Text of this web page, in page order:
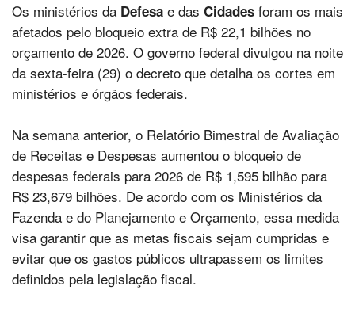
Os ministérios da Defesa e das Cidades foram os mais
afetados pelo bloqueio extra de R$ 22,1 bilhões no
orçamento de 2026. O governo federal divulgou na noite
da sexta-feira (29) o decreto que detalha os cortes em
ministérios e órgãos federais.
Na semana anterior, o Relatório Bimestral de Avaliação
de Receitas e Despesas aumentou o bloqueio de
despesas federais para 2026 de R$ 1,595 bilhão para
R$ 23,679 bilhões. De acordo com os Ministérios da
Fazenda e do Planejamento e Orçamento, essa medida
visa garantir que as metas fiscais sejam cumpridas e
evitar que os gastos públicos ultrapassem os limites
definidos pela legislação fiscal.